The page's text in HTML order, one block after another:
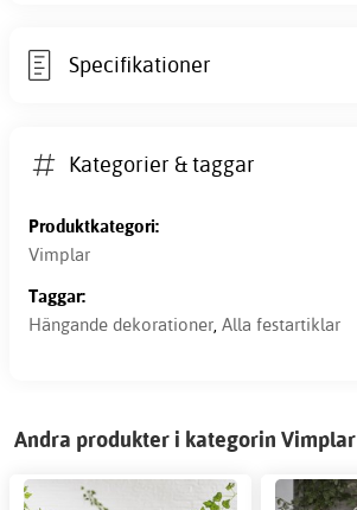
Specifikationer
Kategorier & taggar
Produktkategori:
Vimplar
Taggar:
Hängande dekorationer, Alla festartiklar
Andra produkter i kategorin Vimplar